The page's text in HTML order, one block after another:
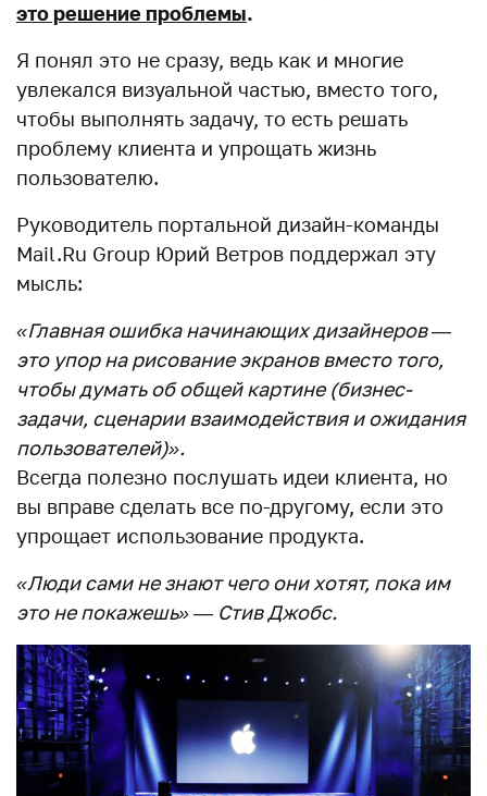
это решение проблемы.
Я понял это не сразу, ведь как и многие
увлекался визуальной частью, вместо того,
чтобы выполнять задачу, то есть решать
проблему клиента и упрощать жизнь
пользователю.
Руководитель портальной дизайн-команды
Mail.Ru Group Юрий Ветров поддержал эту
мысль:
«Главная ошибка начинающих дизайнеров —
это упор на рисование экранов вместо того,
чтобы думать об общей картине (бизнес-
задачи, сценарии взаимодействия и ожидания
пользователей)».
Всегда полезно послушать идеи клиента, но
вы вправе сделать все по-другому, если это
упрощает использование продукта.
«Люди сами не знают чего они хотят, пока им
это не покажешь» — Стив Джобс.